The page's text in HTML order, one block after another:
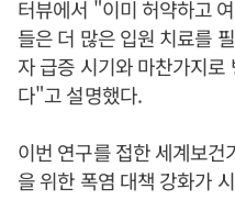
터뷰에서 "이미 허약하고
들은 더 많은 입원 치료를
자 급증 시기와 마찬가지
다"고 설명했다.
이번 연구를 접한 세계보
을 위한 폭염 대책 강화가